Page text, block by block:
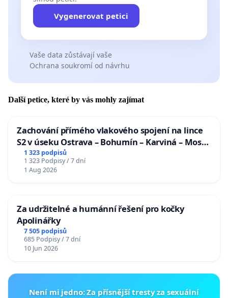
Vygenerovat petici
Vaše data zůstávají vaše
Ochrana soukromí od návrhu
Další petice, které by vás mohly zajímat
Zachování přímého vlakového spojení na lince
S2 v úseku Ostrava – Bohumín – Karviná – Mosty
u Jablunkova
1 323 podpisů
1 323 Podpisy / 7 dní
1 Aug 2026
Za udržitelné a humánní řešení pro kočky
Apolinářky
7 505 podpisů
685 Podpisy / 7 dní
10 Jun 2026
Není mi jedno: Za přísnější tresty za sexuální